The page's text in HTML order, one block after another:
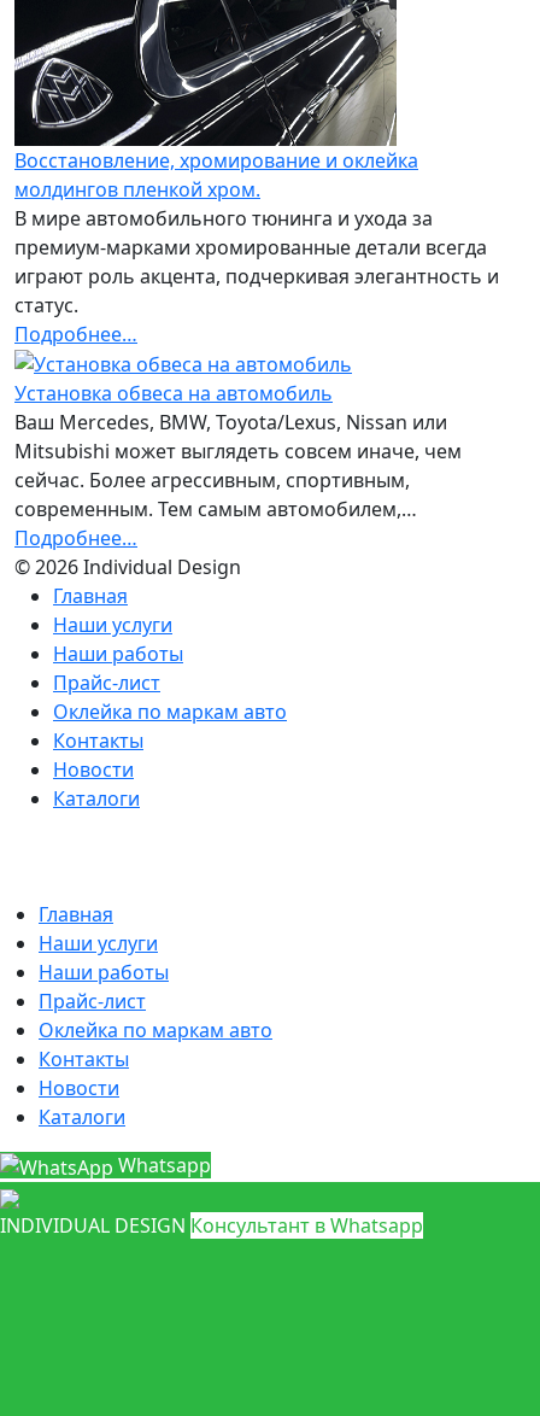
Восстановление, хромирование и оклейка
молдингов пленкой хром.
В мире автомобильного тюнинга и ухода за
премиум-марками хромированные детали всегда
играют роль акцента, подчеркивая элегантность и
статус.
Подробнее…
Установка обвеса на автомобиль
Ваш Mercedes, BMW, Toyota/Lexus, Nissan или
Mitsubishi может выглядеть совсем иначе, чем
сейчас. Более агрессивным, спортивным,
современным. Тем самым автомобилем,…
Подробнее…
© 2026 Individual Design
Главная
Наши услуги
Наши работы
Прайс-лист
Оклейка по маркам авто
Контакты
Новости
Каталоги
Главная
Наши услуги
Наши работы
Прайс-лист
Оклейка по маркам авто
Контакты
Новости
Каталоги
Whatsapp
INDIVIDUAL DESIGN Консультант в Whatsapp